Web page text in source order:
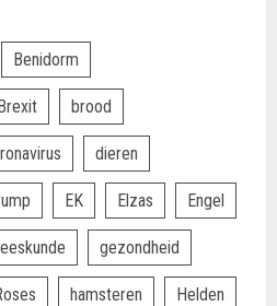
Benidorm
brood
dieren
EK Elzas Engel
gezondheid
hamsteren Helden